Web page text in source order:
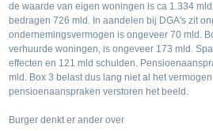
de waarde van eigen woningen is ca 1.334
bedragen 726 mld. In aandelen bij DGA's zit
ondernemingsvermogen is ongeveer 70 mld.
verhuurde woningen, is ongeveer 173 mld.
effecten en 121 mld schulden.
mld. Box 3 belast dus lang niet al het
pensioenaanspraken verstoren het beeld.
Burger denkt er ander over